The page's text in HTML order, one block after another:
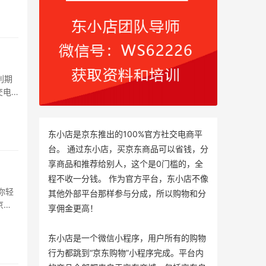
期
电
轻
东小店是京东推出的100%官方社交电商平
台。 通过东小店，买京东商品可以省钱，分
享商品和推荐给别人，这个是0门槛的，全
程不收一分钱。 作为官方平台，东小店不像
其他外部平台那样参与分成，所以购物和分
享佣金更高！
东小店是一个微信小程序，用户所有的购物
行为都跳到“京东购物”小程序完成。平台内